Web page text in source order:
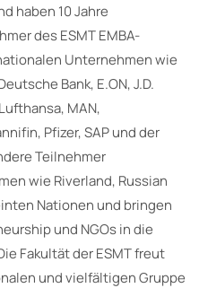
haben 10 Jahre
des ESMT EMBA-
Unternehmen wie
Bank, E.ON, J.D.
MAN,
Pfizer, SAP und der
Teilnehmer
wie Riverland, Russian
Nationen und bringen
und NGOs in die
Fakultät der ESMT freut
und vielfältigen Gruppe